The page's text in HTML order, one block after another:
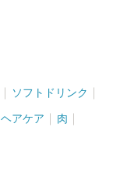
ソフトドリンク
ヘアケア 肉